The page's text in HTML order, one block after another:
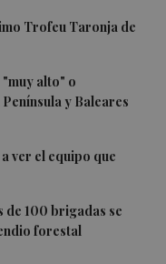
Trofeu Taronja de
alto" o
y Baleares
ver el equipo que
de 100 brigadas se
forestal